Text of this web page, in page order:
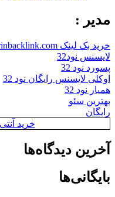
مدیر :
خرید بک لینک behtarinbacklink.com
لایسنس نود32
پسورد نود 32
اوکلی لایسنس رایگان نود 32
همیار نود 32
بهترین سئو
رایگان
خرید
آخرین دیدگاه‌ها
بایگانی‌ها